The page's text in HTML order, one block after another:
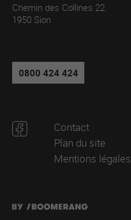
Chemin des Collines 22
1950 Sion
0800 424 424
Contact
Plan du site
Mentions légales